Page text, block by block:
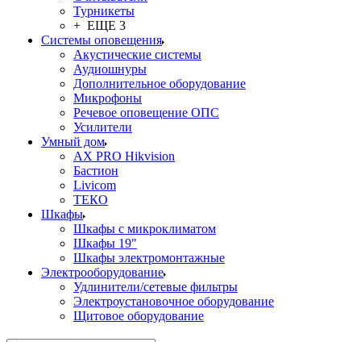
Турникеты
+ ЕЩЕ 3
Системы оповещения
Акустические системы
Аудиошнуры
Дополнительное оборудование
Микрофоны
Речевое оповещение ОПС
Усилители
Умный дом
AX PRO Hikvision
Бастион
Livicom
ТЕКО
Шкафы
Шкафы с микроклиматом
Шкафы 19"
Шкафы электромонтажные
Электрооборудование
Удлинители/сетевые фильтры
Электроустановочное оборудование
Щитовое оборудование